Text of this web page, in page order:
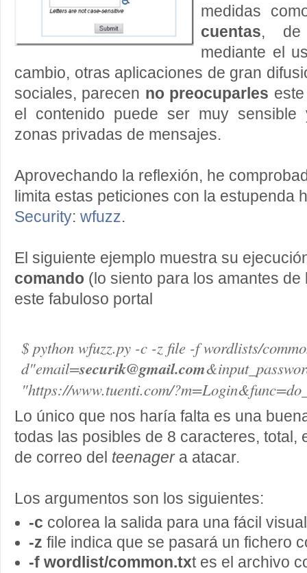
medidas
cuentas,
mediante el
cambio, otras aplicaciones de gran
sociales, parecen no preocuparles
el contenido puede ser muy
zonas privadas de mensajes.
Aprovechando la reflexión, he
limita estas peticiones con la estupenda
Security: wfuzz.
El siguiente ejemplo muestra su
comando (lo siento para los amantes
este fabuloso portal
$ python wfuzz.py -c -z file -f wordlists/
d"email=securik@gmail.com
"https://www.tuenti.com/
Lo único que nos haría falta es una
todas las posibles de 8 caracteres, total,
de correo del teenager a atacar.
Los argumentos son los siguientes:
-c colorea la salida para una fácil
-z file indica que se pasará un fichero
-f wordlist/common.txt es el archivo